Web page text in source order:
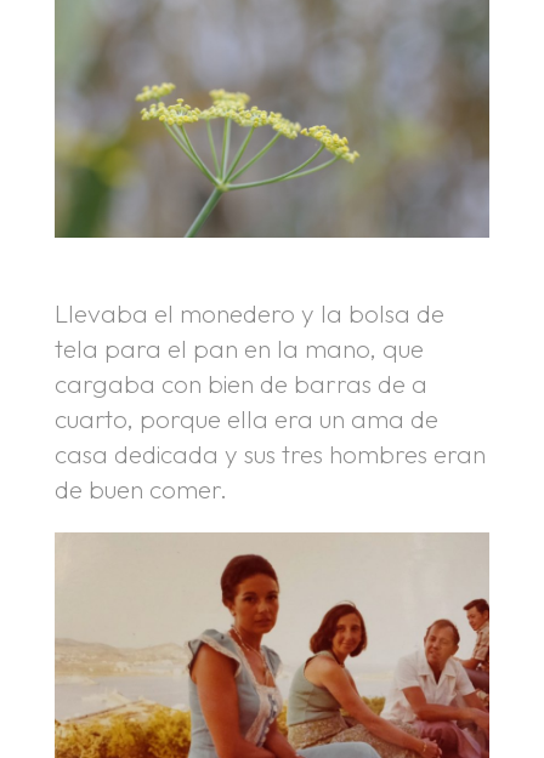
Llevaba el monedero y la bolsa de
tela para el pan en la mano, que
cargaba con bien de barras de a
cuarto, porque ella era un ama de
casa dedicada y sus tres hombres eran
de buen comer.